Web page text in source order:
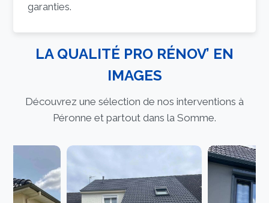
garanties.
LA QUALITÉ PRO RÉNOV’ EN
IMAGES
Découvrez une sélection de nos interventions à
Péronne et partout dans la Somme.